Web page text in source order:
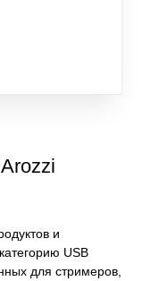
и
USB
для стримеров,